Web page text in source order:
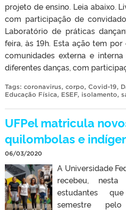
projeto de ensino. Leia abaixo.
com participação de
Laboratório de práticas
feira, às 19h. Esta ação tem
comunidades externa e
diferentes danças, com
Tags: coronavirus, corpo, Covid-19,
Educação Física, ESEF, isolamento,
UFPel matricula
quilombolas e
06/03/2020
A Universidade
recebeu,
estudantes
semestre